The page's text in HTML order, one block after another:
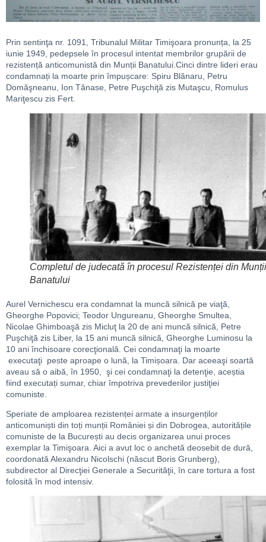
Prin sentinţa nr. 1091, Tribunalul Militar Timişoara pronunța, la 25
iunie 1949, pedepsele în procesul intentat membrilor grupării de
rezistență anticomunistă din Munții Banatului.Cinci dintre lideri erau
condamnați la moarte prin împușcare: Spiru Blănaru, Petru
Domăşneanu, Ion Tănase, Petre Puşchiţă zis Mutaşcu, Romulus
Mariţescu zis Fert.
Completul de judecată în procesul Rezistenței din Munții
Banatului
Aurel Vernichescu era condamnat la muncă silnică pe viaţă,
Gheorghe Popovici; Teodor Ungureanu, Gheorghe Smultea,
Nicolae Ghimboaşă zis Micluţ la 20 de ani muncă silnică, Petre
Puşchiţă zis Liber, la 15 ani muncă silnică, Gheorghe Luminosu la
10 ani închisoare corecţională. Cei condamnaţi la moarte
executaţi peste aproape o lună, la Timișoara. Dar aceeaşi soartă
aveau să o aibă, în 1950, şi cei condamnaţi la detenţie, aceștia
fiind executați sumar, chiar împotriva prevederilor justiţiei
comuniste.
Speriate de amploarea rezistenței armate a insurgenților
anticomuniști din toți munții României și din Dobrogea, autoritățile
comuniste de la București au decis organizarea unui proces
exemplar la Timişoara. Aici a avut loc o anchetă deosebit de dură,
coordonată Alexandru Nicolschi (născut Boris Grunberg),
subdirector al Direcţiei Generale a Securităţii, în care tortura a fost
folosită în mod intensiv.